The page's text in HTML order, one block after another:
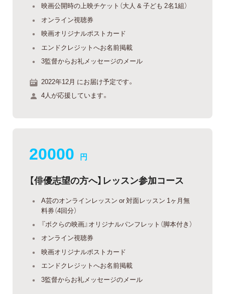
映画公開時の上映チケット（大人 & 子ども 2名1組）
オンライン視聴券
映画オリジナルポストカード
エンドクレジットへお名前掲載
3監督からお礼メッセージのメール
2022年12月 にお届け予定です。
4人が応援しています。
20000 円
【俳優志望の方へ】レッスン参加コース
A芸のオンラインレッスン or 対面レッスン 1ヶ月無
料券（4回分）
『ボクらの映画』オリジナルパンフレット（脚本付き）
オンライン視聴券
映画オリジナルポストカード
エンドクレジットへお名前掲載
3監督からお礼メッセージのメール